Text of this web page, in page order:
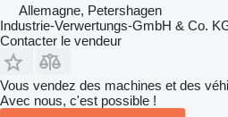
Allemagne, Petershagen
Industrie-Verwertungs-GmbH & Co.
Contacter le vendeur
Vous vendez des machines et des
Avec nous, c'est possible !